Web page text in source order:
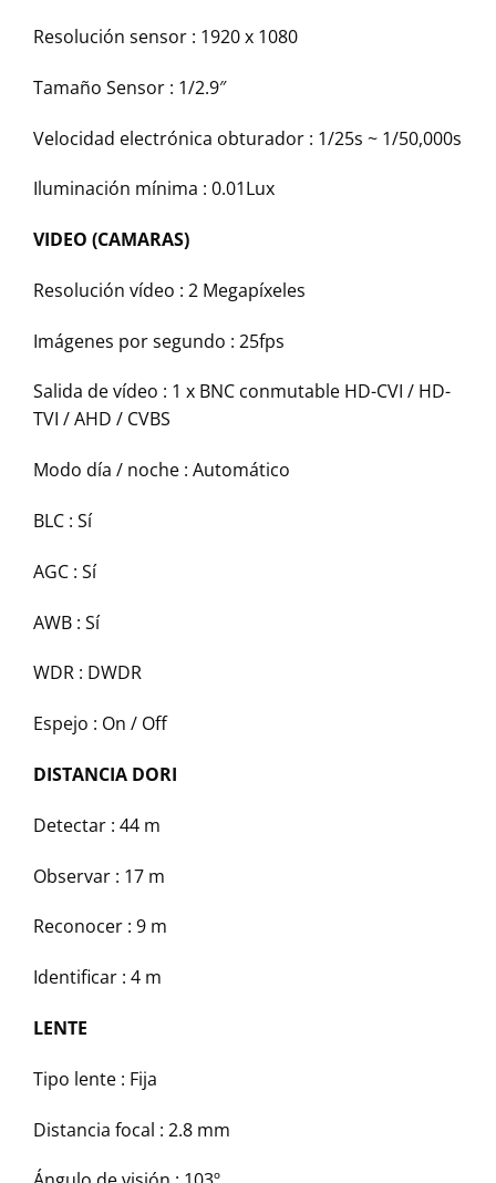
Resolución sensor : 1920 x 1080
Tamaño Sensor : 1/2.9″
Velocidad electrónica obturador : 1/25s ~ 1/50,000s
Iluminación mínima : 0.01Lux
VIDEO (CAMARAS)
Resolución vídeo : 2 Megapíxeles
Imágenes por segundo : 25fps
Salida de vídeo : 1 x BNC conmutable HD-CVI / HD-
TVI / AHD / CVBS
Modo día / noche : Automático
BLC : Sí
AGC : Sí
AWB : Sí
WDR : DWDR
Espejo : On / Off
DISTANCIA DORI
Detectar : 44 m
Observar : 17 m
Reconocer : 9 m
Identificar : 4 m
LENTE
Tipo lente : Fija
Distancia focal : 2.8 mm